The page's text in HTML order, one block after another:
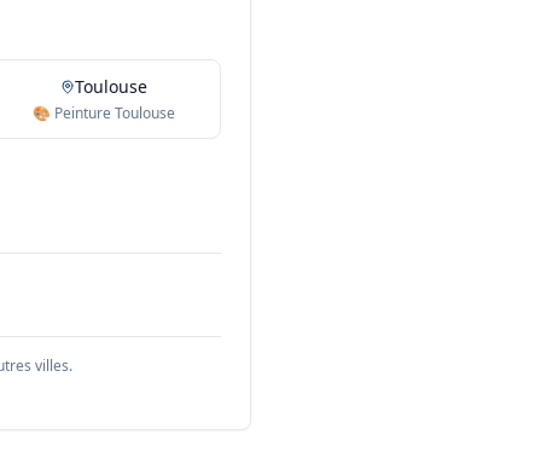
Toulouse
🎨 Peinture Toulouse
villes.